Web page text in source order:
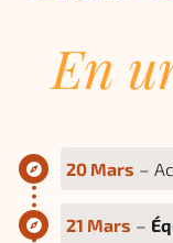
En
20 Mars –
21 Mars –